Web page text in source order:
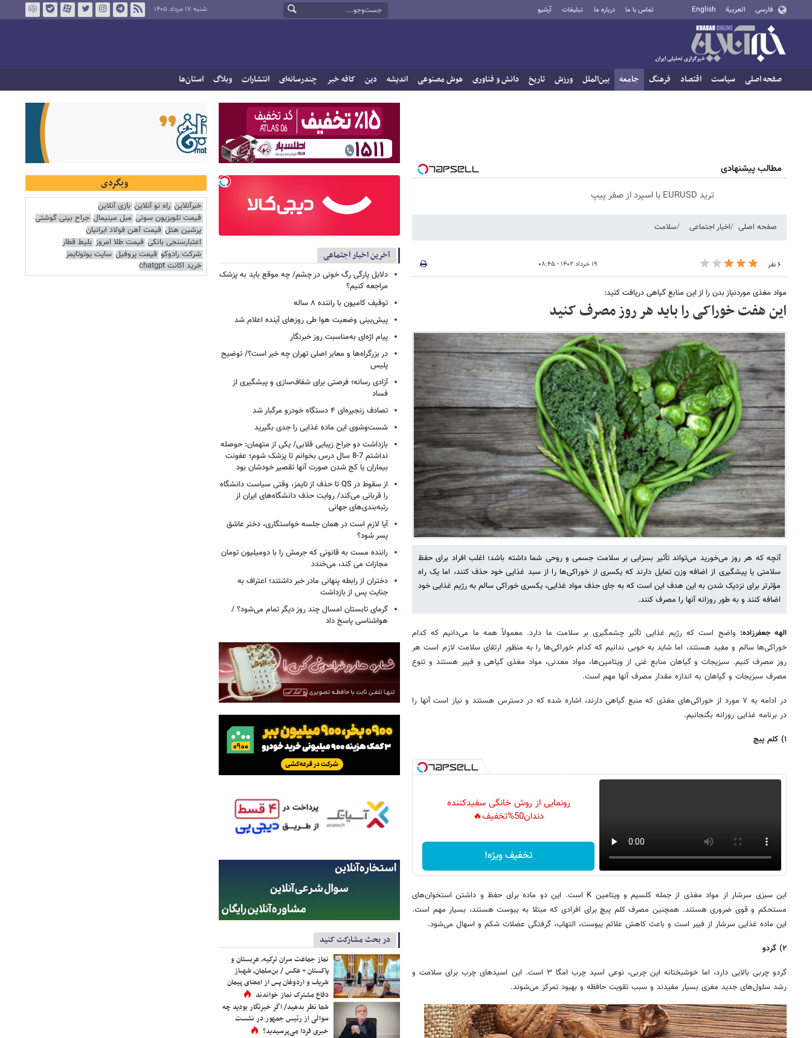
فارسی العربية English تماس با ما درباره ما تبلیغات آرشیو شنبه ۱۷ مرداد ۱۴۰۵
صفحه اصلی سیاست اقتصاد فرهنگ جامعه بین‌الملل ورزش تاریخ دانش و فناوری هوش مصنوعی اندیشه دین کافه خبر چندرسانه‌ای انتشارات وبلاگ استان‌ها
مطالب پیشنهادی
ترید EURUSD با اسپرد از صفر پیپ
صفحه اصلی اخبار اجتماعی سلامت
۶ نفر ۱۹ خرداد ۱۴۰۲ - ۰۸:۴۵
مواد مغذی موردنیاز بدن را از این منابع گیاهی دریافت کنید:
این هفت خوراکی را باید هر روز مصرف کنید
آنچه که هر روز می‌خورید می‌تواند تأثیر بسزایی بر سلامت جسمی و روحی شما داشته باشد؛ اغلب افراد برای حفظ
سلامتی یا پیشگیری از اضافه وزن تمایل دارند که یکسری از خوراکی‌ها را از سبد غذایی خود حذف کنند، اما یک راه
مؤثرتر برای نزدیک شدن به این هدف این است که به جای حذف مواد غذایی، یکسری خوراکی سالم به رژیم غذایی خود
اضافه کنند و به طور روزانه آنها را مصرف کنند.
الهه جعفرزاده: واضح است که رژیم غذایی تأثیر چشمگیری بر سلامت ما دارد. معمولاً همه ما می‌دانیم که کدام
خوراکی‌ها سالم و مفید هستند، اما شاید به خوبی ندانیم که کدام خوراکی‌ها را به منظور ارتقای سلامت لازم است هر
روز مصرف کنیم. سبزیجات و گیاهان منابع غنی از ویتامین‌ها، مواد معدنی، مواد مغذی گیاهی و فیبر هستند و تنوع
مصرف سبزیجات و گیاهان به اندازه مقدار مصرف آنها مهم است.
در ادامه به ۷ مورد از خوراکی‌های مغذی که منبع گیاهی دارند، اشاره شده که در دسترس هستند و نیاز است آنها را
در برنامه غذایی روزانه بگنجانیم.
۱) کلم پیچ
رونمایی از روش خانگی سفیدکننده
دندان50%تخفیف🔥
تخفیف ویژه!
این سبزی سرشار از مواد مغذی از جمله کلسیم و ویتامین K است. این دو ماده برای حفظ و داشتن استخوان‌های
مستحکم و قوی ضروری هستند. همچنین مصرف کلم پیچ برای افرادی که مبتلا به یبوست هستند، بسیار مهم است.
این ماده غذایی سرشار از فیبر است و باعث کاهش علائم یبوست، التهاب، گرفتگی عضلات شکم و اسهال می‌شود.
۲) گردو
گردو چربی بالایی دارد، اما خوشبختانه این چربی، نوعی اسید چرب امگا ۳ است. این اسیدهای چرب برای سلامت و
رشد سلول‌های جدید مغزی بسیار مفیدند و سبب تقویت حافظه و بهبود تمرکز می‌شوند.
آخرین اخبار اجتماعی
دلایل پارگی رگ خونی در چشم/ چه موقع باید به پزشک
مراجعه کنیم؟
توقیف کامیون با راننده ۸ ساله
پیش‌بینی وضعیت هوا طی روزهای آینده اعلام شد
پیام اژه‌ای به‌مناسبت روز خبرنگار
در بزرگراه‌ها و معابر اصلی تهران چه خبر است؟/ توضیح
پلیس
آزادی رسانه؛ فرصتی برای شفاف‌سازی و پیشگیری از
فساد
تصادف زنجیره‌ای ۴ دستگاه خودرو مرگبار شد
شست‌وشوی این ماده غذایی را جدی بگیرید
بازداشت دو جراح زیبایی قلابی/ یکی از متهمان: حوصله
نداشتم 7-8 سال درس بخوانم تا پزشک شوم؛ عفونت
بیماران یا کج شدن صورت آنها تقصیر خودشان بود
از سقوط در QS تا حذف از تایمز، وقتی سیاست دانشگاه
را قربانی می‌کند/ روایت حذف دانشگاه‌های ایران از
رتبه‌بندی‌های جهانی
آیا لازم است در همان جلسه خواستگاری، دختر عاشق
پسر شود؟
راننده مست به قانونی که جرمش را با دومیلیون تومان
مجازات می کند، می‌خندد
دختران از رابطه پنهانی مادر خبر داشتند؛ اعتراف به
جنایت پس از بازداشت
گرمای تابستان امسال چند روز دیگر تمام می‌شود؟ /
هواشناسی پاسخ داد
در بحث مشارکت کنید
نماز جماعت سران ترکیه، عربستان و
پاکستان + عکس / بن‌سلمان، شهباز
شریف و اردوغان پس از امضای پیمان
دفاع مشترک نماز خواندند
شما نظر بدهید/ اگر خبرنگار بودید چه
سوالی از رئیس جمهور در نشست
خبری فردا می‌پرسیدید؟
وبگردی
خبرآنلاین راه نو آنلاین بازی آنلاین
قیمت تلویزیون سونی مبل مینیمال جراح بینی گوشتی
پرشین هتل قیمت آهن فولاد ایرانیان
اعتبارسنجی بانکی قیمت طلا امروز بلیط قطار
شرکت رادوکو قیمت پروفیل سایت یوتوتایمز
خرید اکانت chatgpt